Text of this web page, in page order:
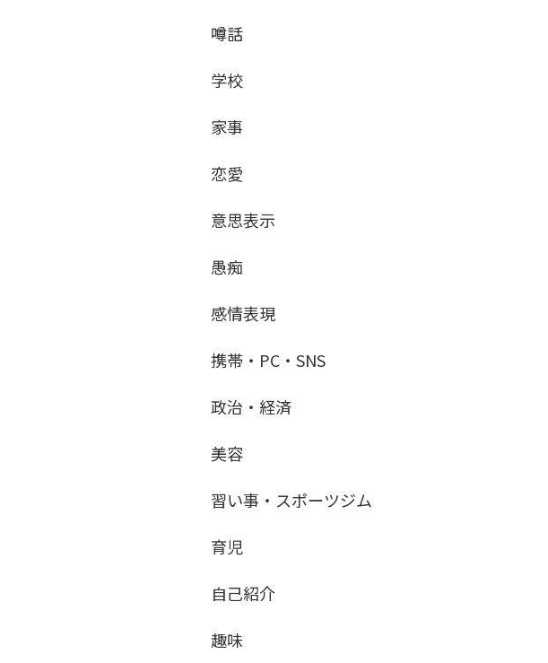
噂話
学校
家事
恋愛
意思表示
愚痴
感情表現
携帯・PC・SNS
政治・経済
美容
習い事・スポーツジム
育児
自己紹介
趣味